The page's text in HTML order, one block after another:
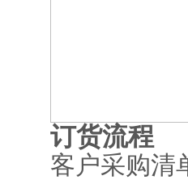
订货流程
客户采购清